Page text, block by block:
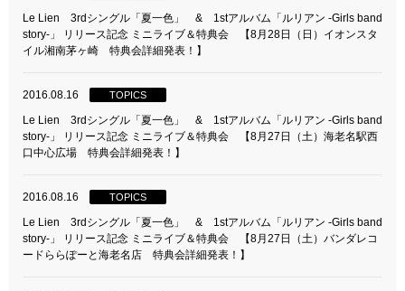
Le Lien 3rdシングル「夏一色」 & 1stアルバム「ルリアン -Girls band
story-」 リリース記念 ミニライブ＆特典会 【8月28日（日）イオンスタ
イル湘南茅ヶ崎 特典会詳細発表！】
2016.08.16 TOPICS
Le Lien 3rdシングル「夏一色」 & 1stアルバム「ルリアン -Girls band
story-」 リリース記念 ミニライブ＆特典会 【8月27日（土）海老名駅西
口中心広場 特典会詳細発表！】
2016.08.16 TOPICS
Le Lien 3rdシングル「夏一色」 & 1stアルバム「ルリアン -Girls band
story-」 リリース記念 ミニライブ＆特典会 【8月27日（土）バンダレコ
ードららぽーと海老名店 特典会詳細発表！】